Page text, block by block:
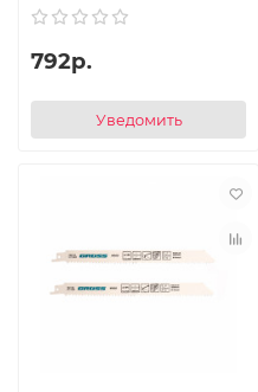
792р.
Уведомить